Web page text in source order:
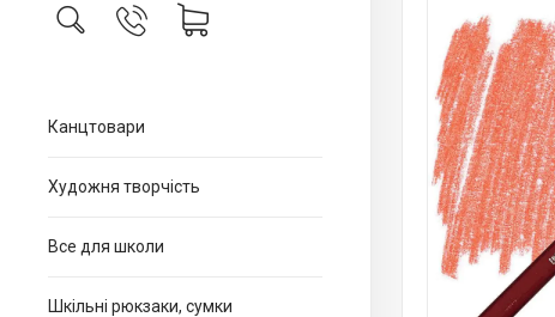
Канцтовари
Художня творчість
Все для школи
Шкільні рюкзаки, сумки